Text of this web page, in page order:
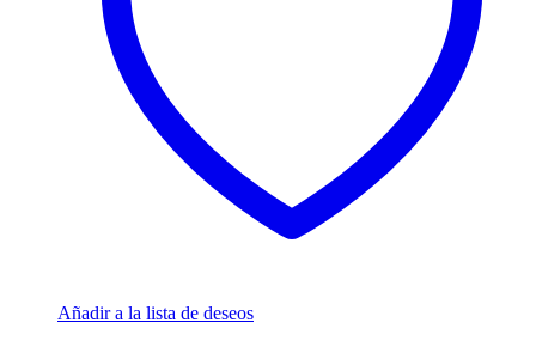
Añadir a la lista de deseos